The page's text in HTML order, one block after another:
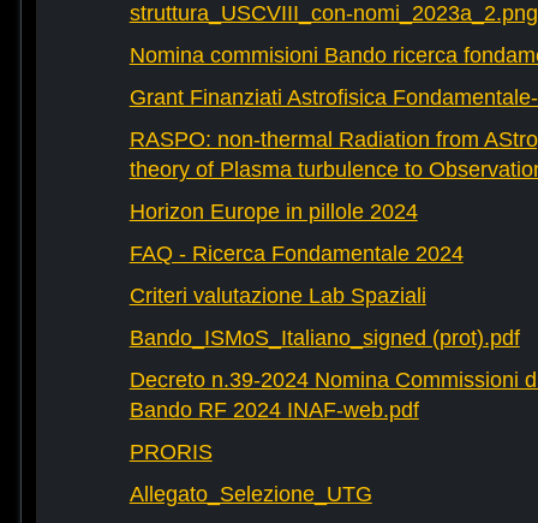
struttura_USCVIII_con-nomi_2023a_2.png
Nomina commisioni Bando ricerca
Grant Finanziati Astrofisica
RASPO: non-thermal Radiation from
theory of Plasma turbulence to
Horizon Europe in pillole 2024
FAQ - Ricerca Fondamentale 2024
Criteri valutazione Lab Spaziali
Bando_ISMoS_Italiano_signed (prot).pdf
Decreto n.39-2024 Nomina Commissioni
Bando RF 2024 INAF-web.pdf
PRORIS
Allegato_Selezione_UTG